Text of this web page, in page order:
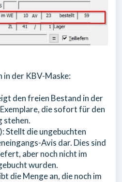
in der KBV-Maske:
den freien Bestand in der
die sofort für den
stehen.
Stellt die ungebuchten
Avis dar. Dies sind
aber noch nicht im
wurden.
die Menge an, die noch im